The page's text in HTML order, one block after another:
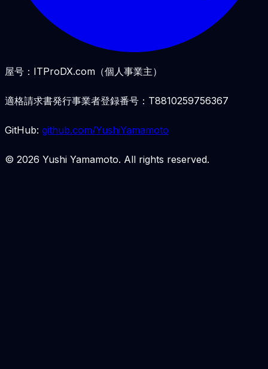
屋号：ITProDX.com（個人事業主）
適格請求書発行事業者登録番号：T8810259756367
GitHub: github.com/YushiYamamoto
© 2026 Yushi Yamamoto. All rights reserved.